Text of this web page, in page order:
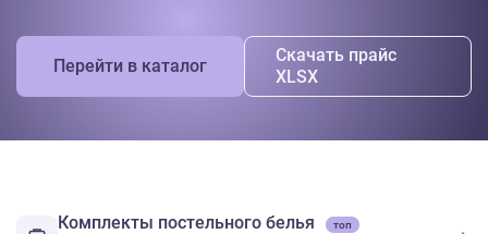
Перейти в каталог
Скачать прайс
XLSX
Комплекты постельного белья топ